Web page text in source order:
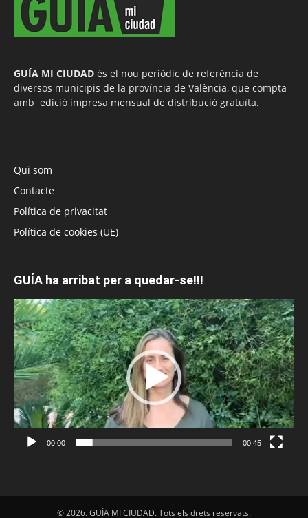
GUÍA MI CIUDAD és el nou periòdic de referència de
diversos municipis de la província de València, que compta
amb edició impresa mensual de distribució gratuïta.
Qui som
Contacte
Política de privacitat
Política de cookies (UE)
GUÍA ha arribat per a quedar-se!!!
Reproductor
de
vídeo
00:00 00:45
© 2026. GUÍA MI CIUDAD. Tots els drets reservats.